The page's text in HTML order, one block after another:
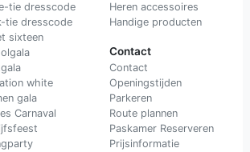
tie dresscode
tie dresscode
sixteen
white
gala
Carnaval
Heren accessoires
Handige producten
Contact
Contact
Openingstijden
Parkeren
Route plannen
Paskamer Reserveren
Prijsinformatie